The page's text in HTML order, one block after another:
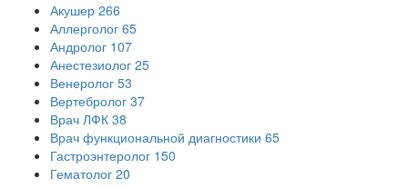
Акушер 266
Аллерголог 65
Андролог 107
Анестезиолог 25
Венеролог 53
Вертебролог 37
Врач ЛФК 38
Врач функциональной диагностики 65
Гастроэнтеролог 150
Гематолог 20